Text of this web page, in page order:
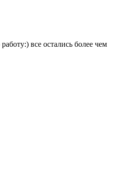
все остались более чем